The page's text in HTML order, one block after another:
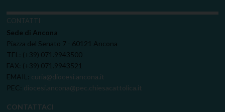
CONTATTI
Sede di Ancona
Piazza del Senato 7 - 60121 Ancona
TEL: (+39) 071.9943500
FAX: (+39) 071.9943521
EMAIL: curia@diocesi.ancona.it
PEC: diocesi.ancona@pec.chiesacattolica.it
CONTATTACI